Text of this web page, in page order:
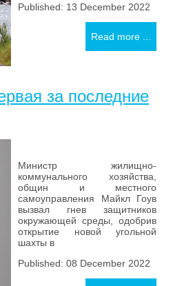
Published: 13 December 2022
Read more ...
за последние
Министр жилищно-
коммунального хозяйства,
общин и местного
самоуправления Майкл Гоув
вызвал гнев защитников
окружающей среды, одобрив
открытие новой угольной
шахты в
Published: 08 December 2022